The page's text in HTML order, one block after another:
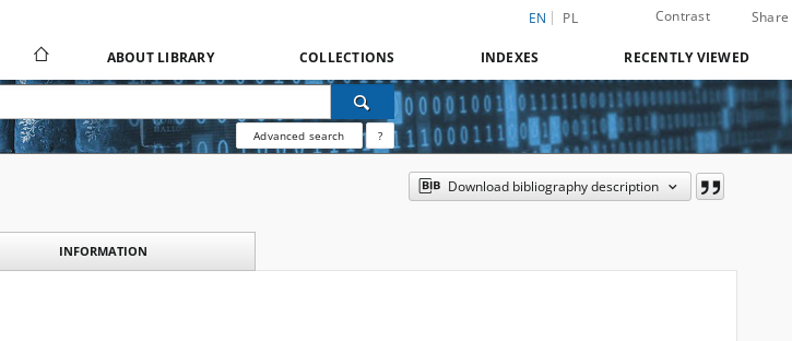
EN PL Contrast Share
ABOUT LIBRARY COLLECTIONS INDEXES RECENTLY VIEWED
Advanced search ?
Download bibliography description
INFORMATION